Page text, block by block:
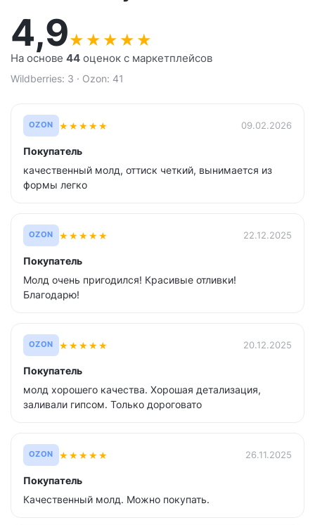
4,9★ ★ ★ ★ ★
На основе 44 оценок с маркетплейсов
Wildberries: 3 · Ozon: 41
OZON ★★★★★ 09.02.2026
Покупатель
качественный молд, оттиск четкий, вынимается из
формы легко
OZON ★★★★★ 22.12.2025
Покупатель
Молд очень пригодился! Красивые отливки!
Благодарю!
OZON ★★★★★ 20.12.2025
Покупатель
молд хорошего качества. Хорошая детализация,
заливали гипсом. Только дороговато
OZON ★★★★★ 26.11.2025
Покупатель
Качественный молд. Можно покупать.